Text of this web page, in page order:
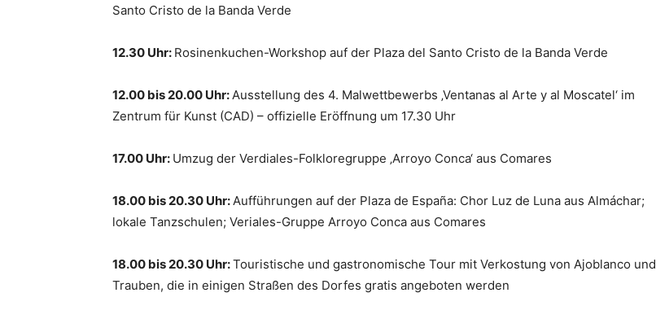
Santo Cristo de la Banda Verde
12.30 Uhr: Rosinenkuchen-Workshop auf der Plaza del Santo Cristo de la Banda Verde
12.00 bis 20.00 Uhr:Ausstellung des 4. Malwettbewerbs ‚Ventanas al Arte y al Moscatel‘ im
Zentrum für Kunst (CAD) – offizielle Eröffnung um 17.30 Uhr
17.00 Uhr: Umzug der Verdiales-Folkloregruppe ‚Arroyo Conca‘ aus Comares
18.00 bis 20.30 Uhr:Aufführungen auf der Plaza de España: Chor Luz de Luna aus Almáchar;
lokale Tanzschulen; Veriales-Gruppe Arroyo Conca aus Comares
18.00 bis 20.30 Uhr:Touristische und gastronomische Tour mit Verkostung von Ajoblanco und
Trauben, die in einigen Straßen des Dorfes gratis angeboten werden